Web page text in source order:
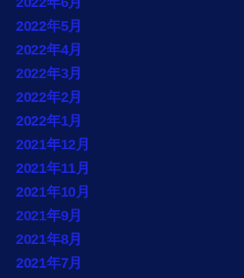
2022年5月
2022年4月
2022年3月
2022年2月
2022年1月
2021年12月
2021年11月
2021年10月
2021年9月
2021年8月
2021年7月